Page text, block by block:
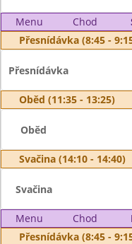
Menu Chod
Přesnídávka (8:45 -
Přesnídávka
Oběd (11:35 - 13:25)
Oběd
Svačina (14:10 - 14:40)
Svačina
Menu Chod
Přesnídávka (8:45 -